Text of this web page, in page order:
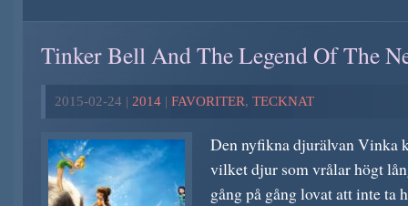
Tinker Bell And The Legend Of The
2015-02-24 | 2014 | FAVORITER, TECKNAT
Den nyfikna djurälvan Vinka
vilket djur som vrålar högt
gång på gång lovat att inte